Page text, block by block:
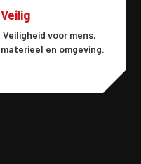
Veilig
Veiligheid voor mens,
materieel en omgeving.